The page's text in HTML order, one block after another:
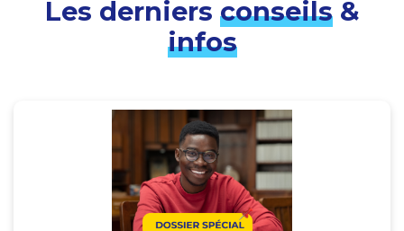
Les derniers conseils&
infos